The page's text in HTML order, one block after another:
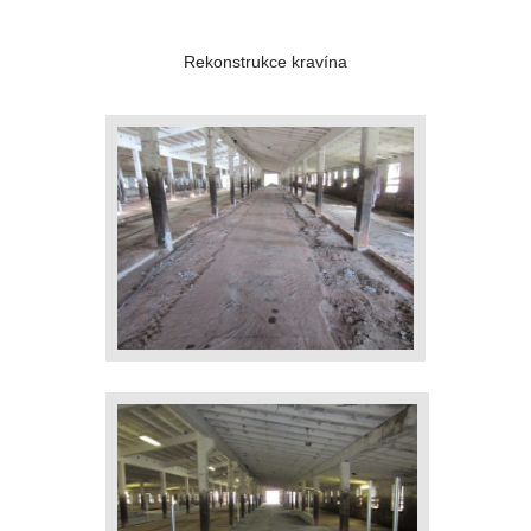
Rekonstrukce kravína